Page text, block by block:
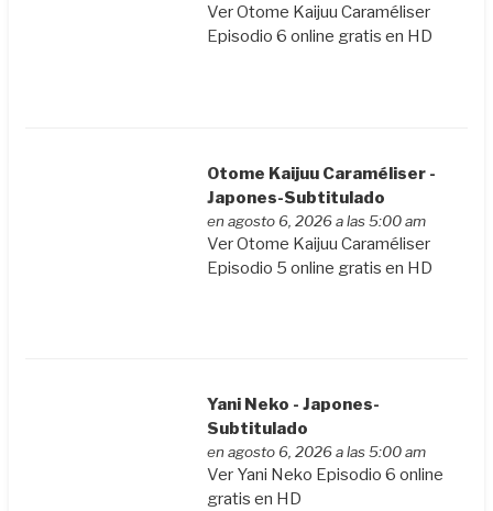
Ver Otome Kaijuu Caraméliser
Episodio 6 online gratis en HD
Otome Kaijuu Caraméliser -
Japones-Subtitulado
en agosto 6, 2026 a las 5:00 am
Ver Otome Kaijuu Caraméliser
Episodio 5 online gratis en HD
Yani Neko - Japones-
Subtitulado
en agosto 6, 2026 a las 5:00 am
Ver Yani Neko Episodio 6 online
gratis en HD